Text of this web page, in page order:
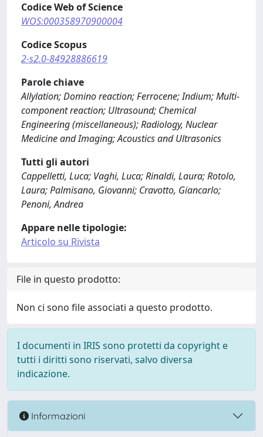
Codice Web of Science
WOS:000358970900004
Codice Scopus
2-s2.0-84928886619
Parole chiave
Allylation; Domino reaction; Ferrocene; Indium; Multi-
component reaction; Ultrasound; Chemical
Engineering (miscellaneous); Radiology, Nuclear
Medicine and Imaging; Acoustics and Ultrasonics
Tutti gli autori
Cappelletti, Luca; Vaghi, Luca; Rinaldi, Laura; Rotolo,
Laura; Palmisano, Giovanni; Cravotto, Giancarlo;
Penoni, Andrea
Appare nelle tipologie:
Articolo su Rivista
File in questo prodotto:
Non ci sono file associati a questo prodotto.
I documenti in IRIS sono protetti da copyright e
tutti i diritti sono riservati, salvo diversa
indicazione.
Informazioni